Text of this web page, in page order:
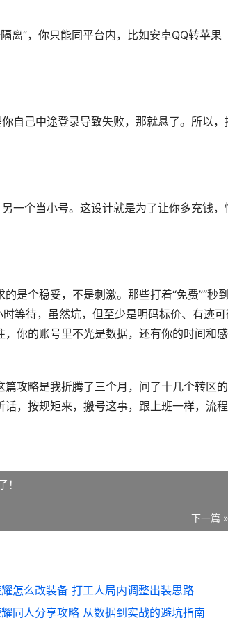
离”，你只能同平台内，比如安卓QQ转苹果
自己中途登录导致失败，那就悬了。所以，
一个当小号。这设计就是为了让你多充钱，
是个稳妥，不是刺激。那些打着“免费”“秒
等待，虽然坑，但至少是明码标价、有迹
你的账号里不光是数据，还有你的时间和感
攻略是我折腾了三个月，问了十几个转区
，按规矩来，搬号这事，跟上班一样，流
！
下一篇 »
怎么改装备 打工人局内调整出装思路
同人分享攻略 从数据到实战的避坑指南